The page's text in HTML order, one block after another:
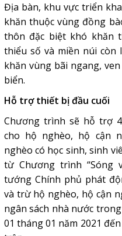
Địa bàn, khu vực triển
khăn thuộc vùng đồng
thôn đặc biệt khó khăn
thiểu số và miền núi còn
khăn vùng bãi ngang,
biển.
Hỗ trợ thiết bị đầu cuối
Chương trình sẽ hỗ trợ
cho hộ nghèo, hộ cận
nghèo có học sinh, sinh
từ Chương trình “Sóng
tướng Chính phủ phát
và trừ hộ nghèo, hộ cận
ngân sách nhà nước
01 tháng 01 năm 2021